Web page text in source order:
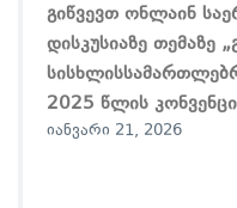
გიწვევთ ონლაინ
დისკუსიაზე თემაზე
2025 წლის
იანვარი 21, 2026